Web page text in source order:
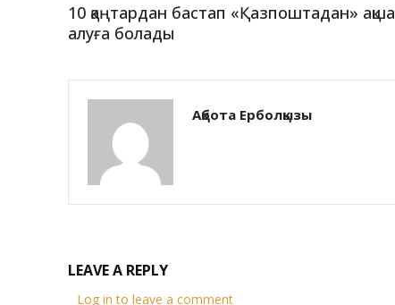
10 қаңтардан бастап «Қазпоштадан» ақша
алуға болады
Ақбота Ерболқызы
LEAVE A REPLY
Log in to leave a comment